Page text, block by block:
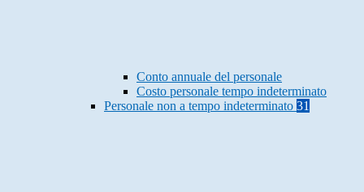
Conto annuale del personale
Costo personale tempo indeterminato
Personale non a tempo indeterminato 31